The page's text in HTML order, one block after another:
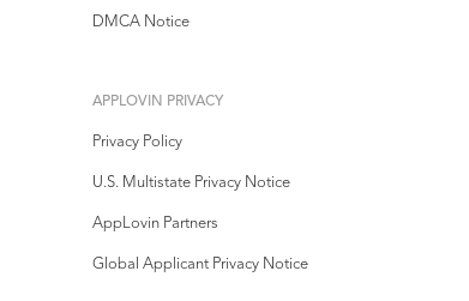
DMCA Notice
APPLOVIN PRIVACY
Privacy Policy
U.S. Multistate Privacy Notice
AppLovin Partners
Global Applicant Privacy Notice